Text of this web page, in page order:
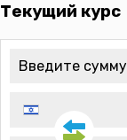
Текущий курс